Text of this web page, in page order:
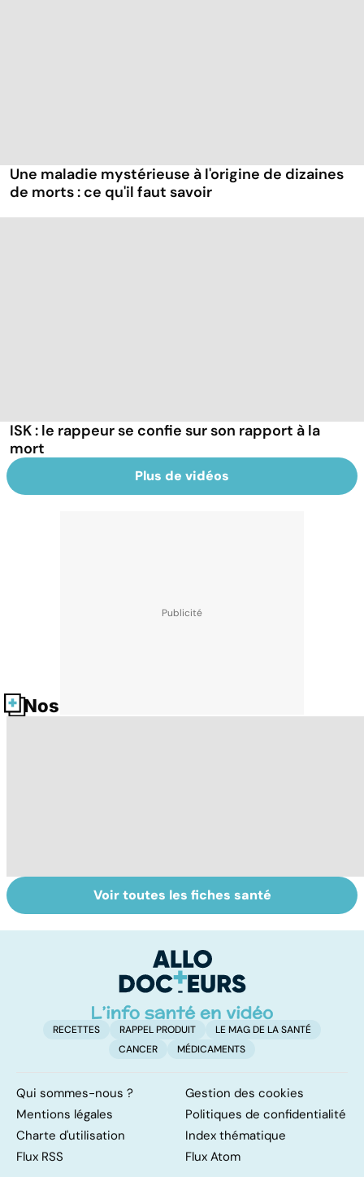
Une maladie mystérieuse à l'origine de dizaines
de morts : ce qu'il faut savoir
ISK : le rappeur se confie sur son rapport à la
mort
Plus de vidéos
Nos fiches santé
La tuberculose
pulmonaire
Timidité : ça se
soigne ?
Voir toutes les fiches santé
RECETTES RAPPEL PRODUIT
LE MAG DE LA SANTÉ
CANCER
MÉDICAMENTS
Qui sommes-nous ?
Gestion des cookies
Mentions légales
Politiques de confidentialité
Charte d'utilisation
Index thématique
Flux RSS
Flux Atom